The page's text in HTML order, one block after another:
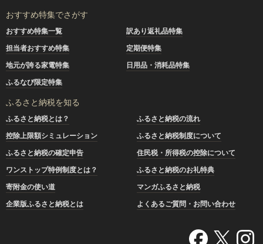
おすすめ特集でさがす
おすすめ特集一覧
訳あり返礼品特集
担当者おすすめ特集
定期便特集
地元が誇る家電特集
日用品・消耗品特集
ふるなび限定特集
ふるさと納税を知る
ふるさと納税とは？
ふるさと納税の流れ
控除上限額シミュレーション
ふるさと納税制度について
ふるさと納税の確定申告
住民税・所得税の控除について
ワンストップ特例制度とは？
ふるさと納税のお礼特典
寄附金の使い道
マンガふるさと納税
企業版ふるさと納税とは
よくあるご質問・お問い合わせ